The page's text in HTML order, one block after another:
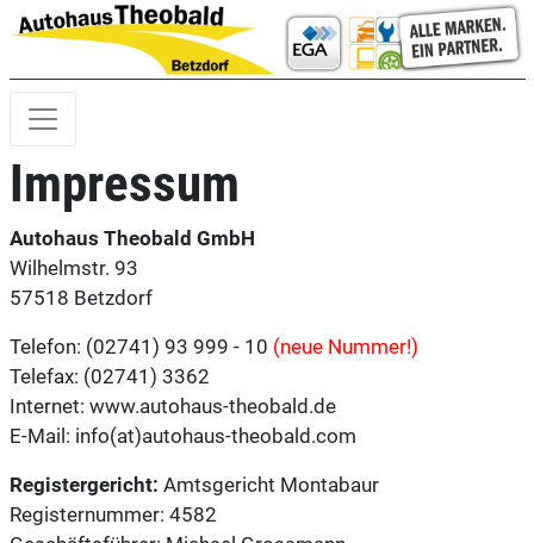
Impressum
Autohaus Theobald GmbH
Wilhelmstr. 93
57518 Betzdorf
Telefon: (02741) 93 999 - 10 (neue Nummer!)
Telefax: (02741) 3362
Internet: www.autohaus-theobald.de
E-Mail: info(at)autohaus-theobald.com
Registergericht: Amtsgericht Montabaur
Registernummer: 4582